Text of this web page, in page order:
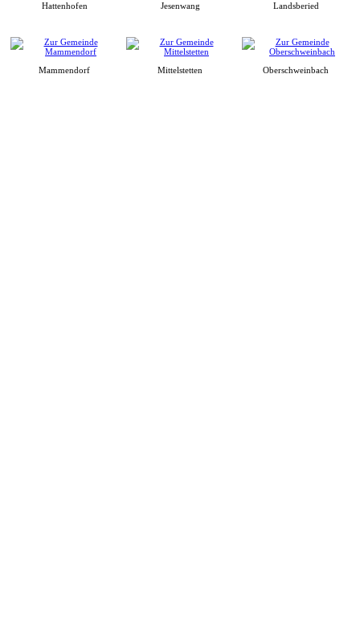
Hattenhofen Jesenwang Landsberied
Mammendorf Mittelstetten Oberschweinbach